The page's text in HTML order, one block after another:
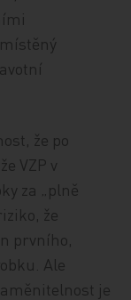
že po
VZP v
za „plně
že
prvního,
Ale
je